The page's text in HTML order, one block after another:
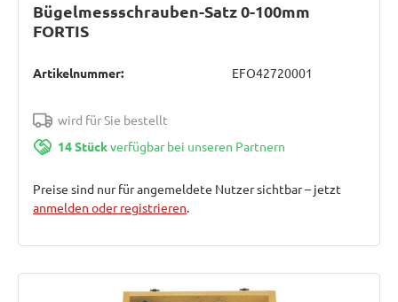
Bügelmessschrauben-Satz 0-100mm
FORTIS
Artikelnummer: EFO42720001
wird für Sie bestellt
14 Stückverfügbar bei unseren Partnern
Preise sind nur für angemeldete Nutzer sichtbar – jetzt
anmelden oder registrieren.